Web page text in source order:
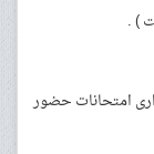
) .
امتحانات حضور